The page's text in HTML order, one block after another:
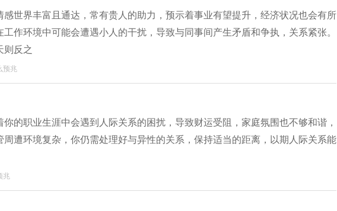
世界丰富且通达，常有贵人的助力，预示着事业有望提升，经济状况也会有所
作环境中可能会遭遇小人的干扰，导致与同事间产生矛盾和争执，关系紧张。
则反之
预兆
的职业生涯中会遇到人际关系的困扰，导致财运受阻，家庭氛围也不够和谐，
遭环境复杂，你仍需处理好与异性的关系，保持适当的距离，以期人际关系能
兆